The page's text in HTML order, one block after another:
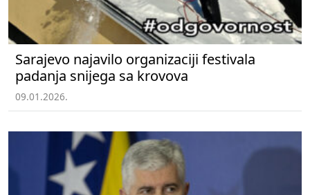
Sarajevo najavilo organizaciji festivala
padanja snijega sa krovova
09.01.2026.